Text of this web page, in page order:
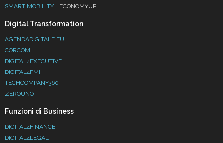
SMART MOBILITY
ECONOMYUP
Digital Transformation
AGENDADIGITALE.EU
CORCOM
DIGITAL4EXECUTIVE
DIGITAL4PMI
TECHCOMPANY360
ZEROUNO
Funzioni di Business
DIGITAL4FINANCE
DIGITAL4LEGAL